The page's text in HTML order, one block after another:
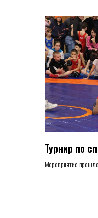
Турнир по
Мероприятие